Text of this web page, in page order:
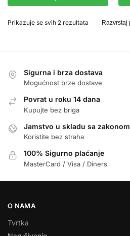
Prikazuje se svih 2 rezultata
Sigurna i brza dostava
Mogućnost brze dostave
Povrat u roku 14 dana
Kupujte bez briga
Jamstvo u skladu sa zakonom
Koristite bez straha
100% Sigurno plaćanje
MasterCard / Visa / Diners
O NAMA
Tvrtka